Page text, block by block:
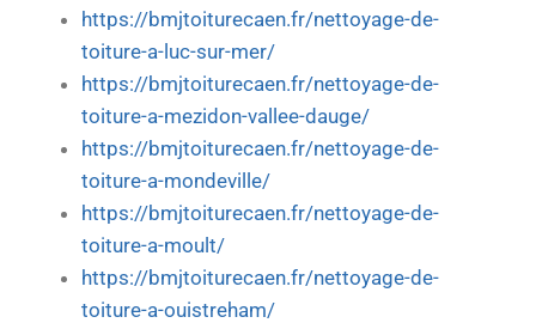
https://bmjtoiturecaen.fr/nettoyage-de-
toiture-a-luc-sur-mer/
https://bmjtoiturecaen.fr/nettoyage-de-
toiture-a-mezidon-vallee-dauge/
https://bmjtoiturecaen.fr/nettoyage-de-
toiture-a-mondeville/
https://bmjtoiturecaen.fr/nettoyage-de-
toiture-a-moult/
https://bmjtoiturecaen.fr/nettoyage-de-
toiture-a-ouistreham/